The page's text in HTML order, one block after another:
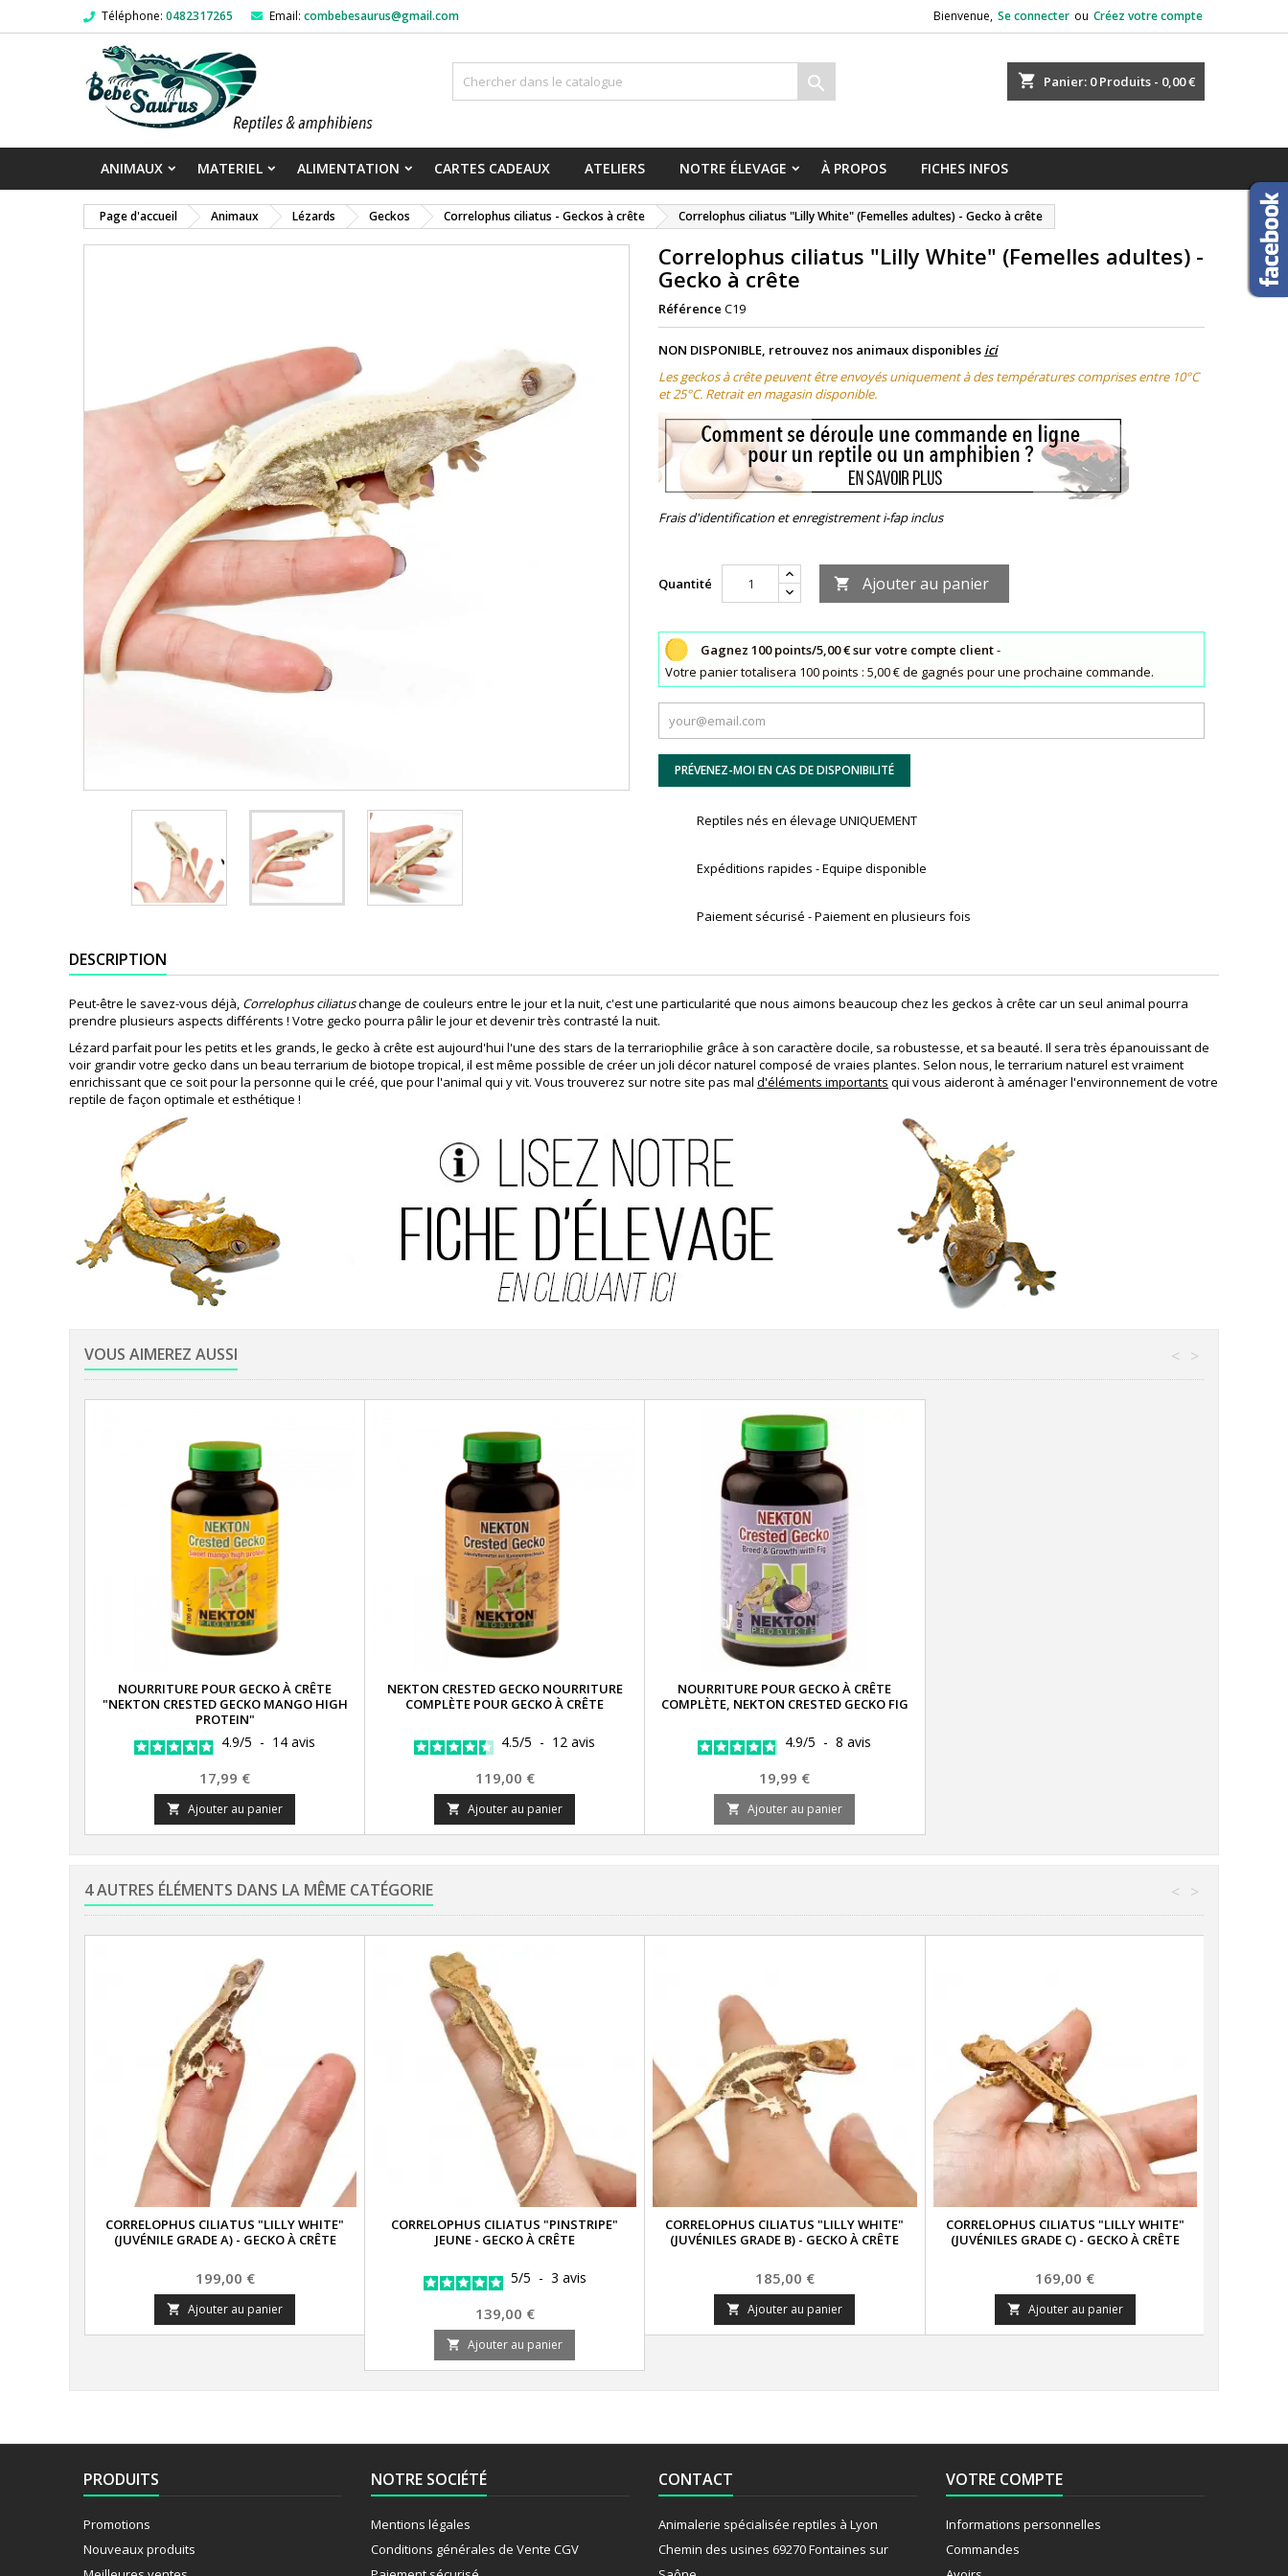
Téléphone: 0482317265 Email: combebesaurus@gmail.com Bienvenue, Se connecter ou Créez votre compte
shopping_cart Panier: 0Produits - 0,00 €

ANIMAUX MATERIEL ALIMENTATION CARTES CADEAUX ATELIERS NOTRE ÉLEVAGE À PROPOS FICHES INFOS
Page d'accueil Animaux Lézards Geckos Correlophus ciliatus - Geckos à crête Correlophus ciliatus "Lilly White" (Femelles adultes) - Gecko à crête
Correlophus ciliatus "Lilly White" (Femelles adultes) -
Gecko à crête
Référence C19
NON DISPONIBLE, retrouvez nos animaux disponibles ici
Les geckos à crête peuvent être envoyés uniquement à des températures comprises entre 10°C
et 25°C. Retrait en magasindisponible.
Frais d'identification et enregistrement i-fap inclus
Quantité  Ajouter au panier
Gagnez 100 points/5,00 € sur votre compte client-
Votre panier totalisera 100 points : 5,00 € de gagnés pour une prochaine commande.
PRÉVENEZ-MOI EN CAS DE DISPONIBILITÉ
Reptiles nés en élevage UNIQUEMENT
Expéditions rapides - Equipe disponible
Paiement sécurisé - Paiement en plusieurs fois
DESCRIPTION
Peut-être le savez-vous déjà, Correlophus ciliatuschange de couleurs entre le jour et la nuit, c'est une particularité que nous aimons beaucoup chez les geckos à crête car un seul animal pourra
prendre plusieurs aspects différents ! Votre gecko pourra pâlir le jour et devenir très contrasté la nuit.
Lézard parfait pour les petits et les grands, le gecko à crête est aujourd'hui l'une des stars de la terrariophilie grâce à son caractère docile, sa robustesse, et sa beauté. Il sera très épanouissant de
voir grandir votre gecko dans un beau terrarium de biotope tropical, il est même possible de créer un joli décor naturel composé de vraies plantes. Selon nous, le terrarium naturel est vraiment
enrichissant que ce soit pour la personne qui le créé, que pour l'animal qui y vit. Vous trouverez sur notre site pas mal d'éléments importants qui vous aideront à aménager l'environnement de votre
reptile de façon optimale et esthétique !
VOUS AIMEREZ AUSSI >
<
NOURRITURE POUR GECKO À CRÊTE
"NEKTON CRESTED GECKO MANGO HIGH
PROTEIN"
4.9/5 - 14avis
Prix
17,99 €
 Ajouter au panier
NEKTON CRESTED GECKO NOURRITURE
COMPLÈTE POUR GECKO À CRÊTE
4.5/5 - 12avis
Prix
119,00 €
 Ajouter au panier
NOURRITURE POUR GECKO À CRÊTE
COMPLÈTE, NEKTON CRESTED GECKO FIG
4.9/5 - 8avis
Prix
19,99 €
 Ajouter au panier
4 AUTRES ÉLÉMENTS DANS LA MÊME CATÉGORIE >
<
CORRELOPHUS CILIATUS "LILLY WHITE"
(JUVÉNILE GRADE A) - GECKO À CRÊTE
Prix
199,00 €
 Ajouter au panier
CORRELOPHUS CILIATUS "PINSTRIPE"
JEUNE - GECKO À CRÊTE
5/5 - 3 avis
Prix
139,00 €
 Ajouter au panier
CORRELOPHUS CILIATUS "LILLY WHITE"
(JUVÉNILES GRADE B) - GECKO À CRÊTE
Prix
185,00 €
 Ajouter au panier
CORRELOPHUS CILIATUS "LILLY WHITE"
(JUVÉNILES GRADE C) - GECKO À CRÊTE
Prix
169,00 €
 Ajouter au panier
PRODUITS
Promotions
Nouveaux produits
NOTRE SOCIÉTÉ
Mentions légales
Conditions générales de Vente CGV
CONTACT
Animalerie spécialisée reptiles à Lyon
Chemin des usines 69270 Fontaines sur
VOTRE COMPTE
Informations personnelles
Commandes